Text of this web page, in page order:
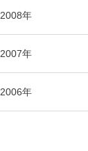
2008年
2007年
2006年